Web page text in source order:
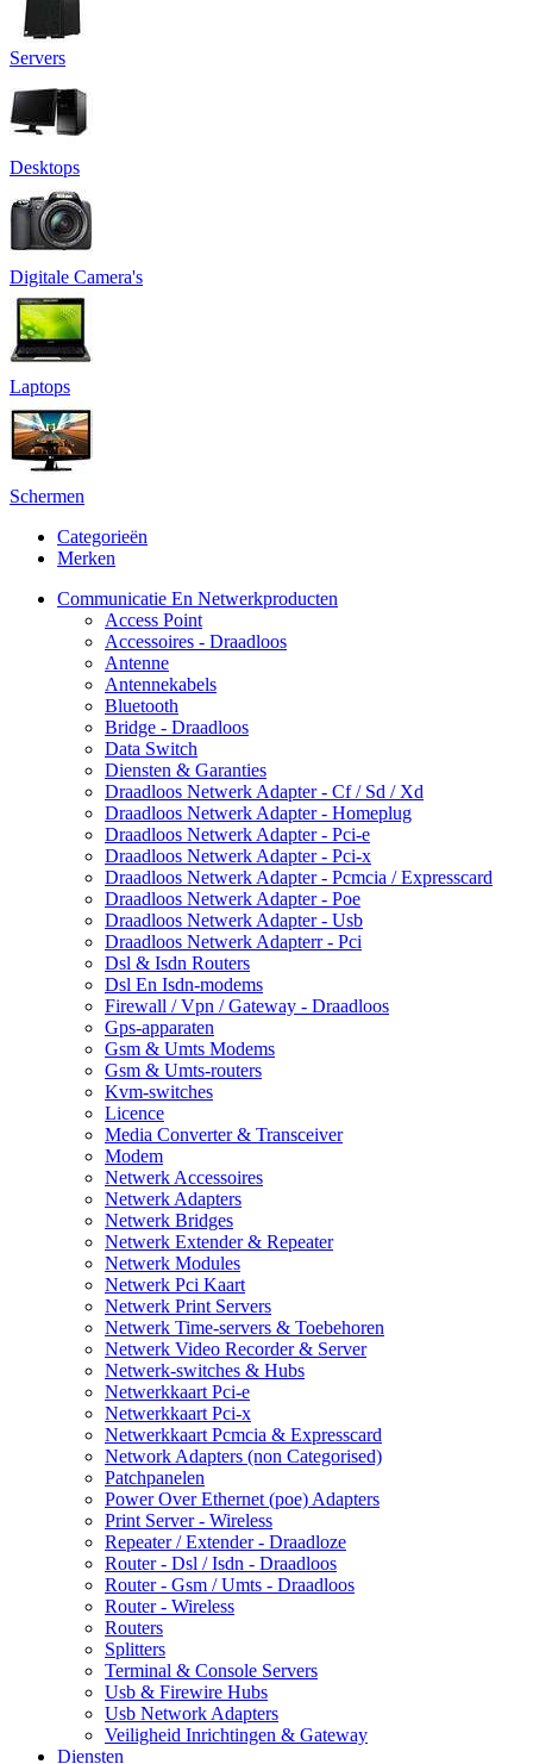
Servers
Desktops
Digitale Camera's
Laptops
Schermen
Categorieën
Merken
Communicatie En Netwerkproducten
Access Point
Accessoires - Draadloos
Antenne
Antennekabels
Bluetooth
Bridge - Draadloos
Data Switch
Diensten & Garanties
Draadloos Netwerk Adapter - Cf / Sd / Xd
Draadloos Netwerk Adapter - Homeplug
Draadloos Netwerk Adapter - Pci-e
Draadloos Netwerk Adapter - Pci-x
Draadloos Netwerk Adapter - Pcmcia / Expresscard
Draadloos Netwerk Adapter - Poe
Draadloos Netwerk Adapter - Usb
Draadloos Netwerk Adapterr - Pci
Dsl & Isdn Routers
Dsl En Isdn-modems
Firewall / Vpn / Gateway - Draadloos
Gps-apparaten
Gsm & Umts Modems
Gsm & Umts-routers
Kvm-switches
Licence
Media Converter & Transceiver
Modem
Netwerk Accessoires
Netwerk Adapters
Netwerk Bridges
Netwerk Extender & Repeater
Netwerk Modules
Netwerk Pci Kaart
Netwerk Print Servers
Netwerk Time-servers & Toebehoren
Netwerk Video Recorder & Server
Netwerk-switches & Hubs
Netwerkkaart Pci-e
Netwerkkaart Pci-x
Netwerkkaart Pcmcia & Expresscard
Network Adapters (non Categorised)
Patchpanelen
Power Over Ethernet (poe) Adapters
Print Server - Wireless
Repeater / Extender - Draadloze
Router - Dsl / Isdn - Draadloos
Router - Gsm / Umts - Draadloos
Router - Wireless
Routers
Splitters
Terminal & Console Servers
Usb & Firewire Hubs
Usb Network Adapters
Veiligheid Inrichtingen & Gateway
Diensten